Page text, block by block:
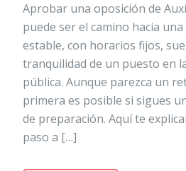
Aprobar una oposición de
puede ser el camino hacia
estable, con horarios fijos,
tranquilidad de un puesto en
pública. Aunque parezca un
primera es posible si sigues
de preparación. Aquí te
paso a […]